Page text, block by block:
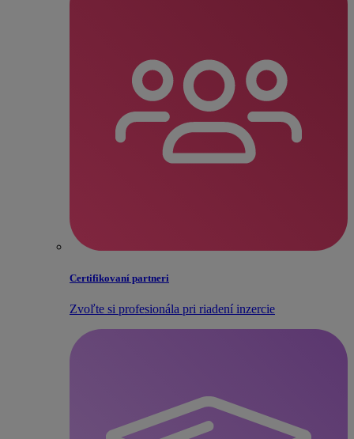
Certifikovaní partneri
Zvoľte si profesionála pri riadení inzercie